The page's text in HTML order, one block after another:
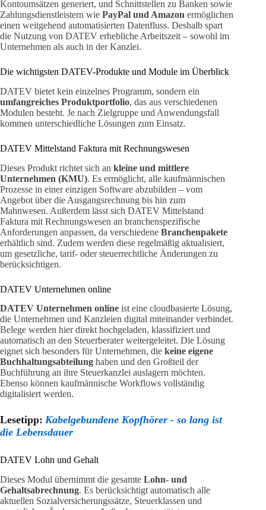
Kontoumsätzen generiert, und Schnittstellen zu Banken sowie
Zahlungsdienstleistern wie PayPal und Amazon ermöglichen
einen weitgehend automatisierten Datenfluss. Deshalb spart
die Nutzung von DATEV erhebliche Arbeitszeit – sowohl im
Unternehmen als auch in der Kanzlei.
Die wichtigsten DATEV-Produkte und Module im Überblick
DATEV bietet kein einzelnes Programm, sondern ein
umfangreiches Produktportfolio, das aus verschiedenen
Modulen besteht. Je nach Zielgruppe und Anwendungsfall
kommen unterschiedliche Lösungen zum Einsatz.
DATEV Mittelstand Faktura mit Rechnungswesen
Dieses Produkt richtet sich an kleine und mittlere
Unternehmen (KMU). Es ermöglicht, alle kaufmännischen
Prozesse in einer einzigen Software abzubilden – vom
Angebot über die Ausgangsrechnung bis hin zum
Mahnwesen. Außerdem lässt sich DATEV Mittelstand
Faktura mit Rechnungswesen an branchenspezifische
Anforderungen anpassen, da verschiedene Branchenpakete
erhältlich sind. Zudem werden diese regelmäßig aktualisiert,
um gesetzliche, tarif- oder steuerrechtliche Änderungen zu
berücksichtigen.
DATEV Unternehmen online
DATEV Unternehmen online ist eine cloudbasierte Lösung,
die Unternehmen und Kanzleien digital miteinander verbindet.
Belege werden hier direkt hochgeladen, klassifiziert und
automatisch an den Steuerberater weitergeleitet. Die Lösung
eignet sich besonders für Unternehmen, die keine eigene
Buchhaltungsabteilung haben und den Großteil der
Buchführung an ihre Steuerkanzlei auslagern möchten.
Ebenso können kaufmännische Workflows vollständig
digitalisiert werden.
Lesetipp: Kabelgebundene Kopfhörer - so lang ist
die Lebensdauer
DATEV Lohn und Gehalt
Dieses Modul übernimmt die gesamte Lohn- und
Gehaltsabrechnung. Es berücksichtigt automatisch alle
aktuellen Sozialversicherungssätze, Steuerklassen und